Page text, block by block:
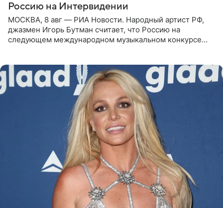
Россию на Интервидении
МОСКВА, 8 авг — РИА Новости. Народный артист РФ,
джазмен Игорь Бутман считает, что Россию на
следующем международном музыкальном конкурсе